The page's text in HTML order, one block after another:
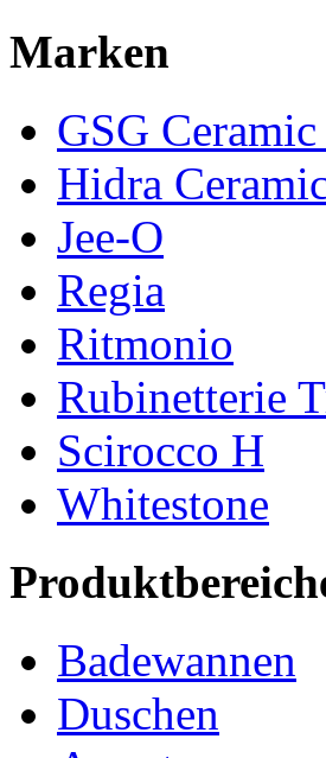
Marken
GSG
Hidra
Jee-O
Regia
Ritmonio
Rubinetterie
Scirocco H
Whitestone
Badewannen
Duschen